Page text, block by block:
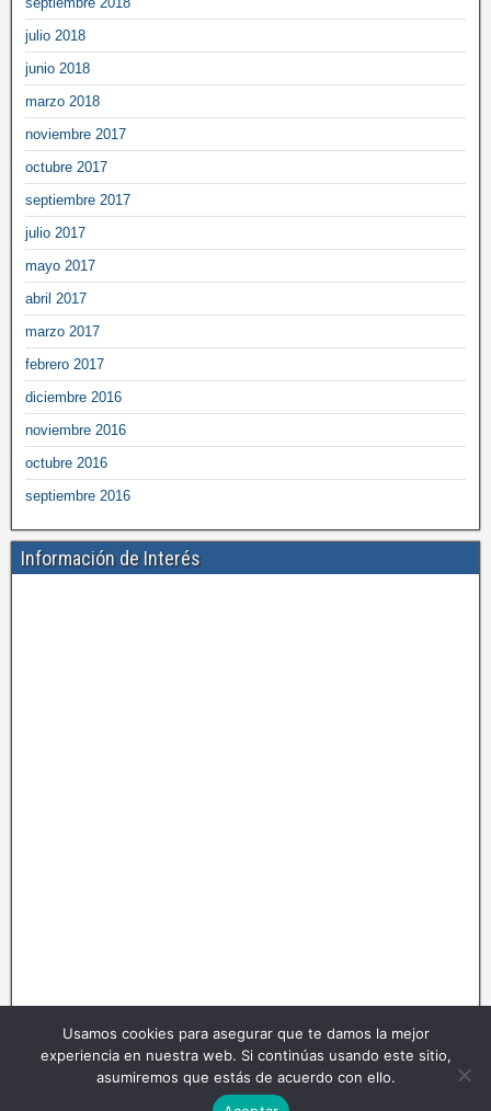
julio 2018
junio 2018
marzo 2018
noviembre 2017
octubre 2017
septiembre 2017
julio 2017
mayo 2017
abril 2017
marzo 2017
febrero 2017
diciembre 2016
noviembre 2016
octubre 2016
septiembre 2016
Información de Interés
Usamos cookies para asegurar que te damos la mejor
experiencia en nuestra web. Si continúas usando este sitio,
asumiremos que estás de acuerdo con ello.